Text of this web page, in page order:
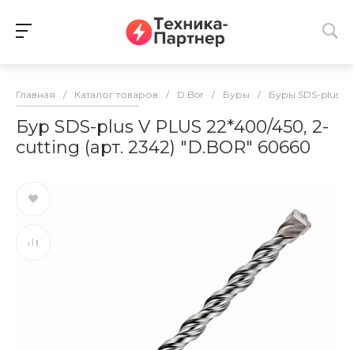
Главная / Каталог товаров / D.Bor / Буры / Буры SDS-plus
Бур SDS-plus V PLUS 22*400/450, 2-
cutting (арт. 2342) "D.BOR" 60660